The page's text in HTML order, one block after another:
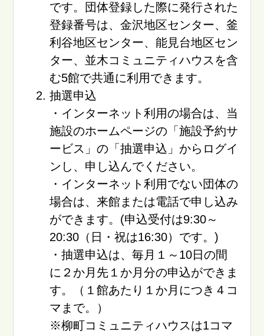
です。団体登録した際に発行された
登録番号は、金沢地区センター、釜
利谷地区センター、能見台地区セン
ター、並木コミュニティハウスを含
む5館で共通に利用できます。
抽選申込
・インターネット利用の場合は、当
施設のホームページの「施設予約サ
ービス」の「抽選申込」からログイ
ンし、申し込んでください。
・インターネット利用でない団体の
場合は、来館または電話で申し込み
ができます。(申込受付は9:30～
20:30（日・祝は16:30）です。)
・抽選申込は、毎月１～10日の間
に２か月先１か月分の申込ができま
す。（１館あたり１か月につき４コ
マまで。）
※柳町コミュニティハウスは1コマ